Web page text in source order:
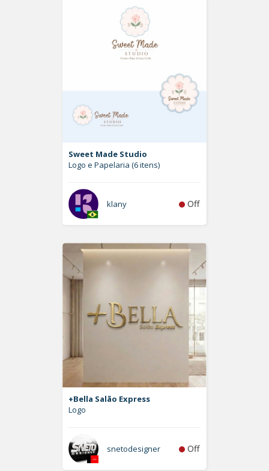
Sweet Made Studio
Logo e Papelaria (6 itens)
klany Off
+Bella Salão Express
Logo
snetodesigner Off